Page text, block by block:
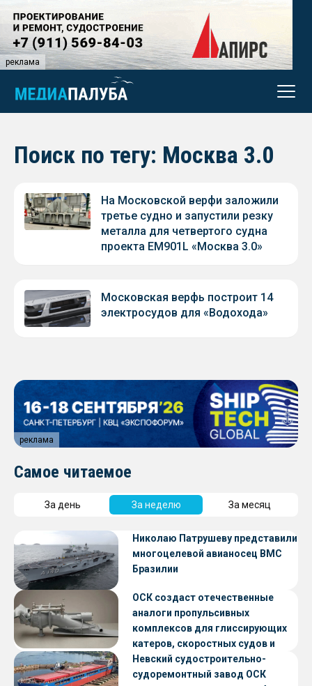
реклама
Поиск по тегу: Москва 3.0
На Московской верфи заложили
третье судно и запустили резку
металла для четвертого судна
проекта ЕМ901L «Москва 3.0»
Московская верфь построит 14
электросудов для «Водохода»
реклама
Самое читаемое
За день За неделю За месяц
Николаю Патрушеву представили
многоцелевой авианосец ВМС
Бразилии
ОСК создаст отечественные
аналоги пропульсивных
комплексов для глиссирующих
катеров, скоростных судов и
судов с малой осадкой
Невский судостроительно-
судоремонтный завод ОСК